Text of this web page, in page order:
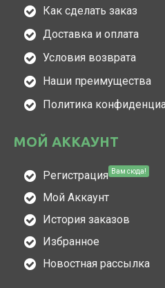
Как сделать заказ
Доставка и оплата
Условия возврата
Наши преимущества
Политика
МОЙ АККАУНТ
Регистрация Вам сюда!
Мой Аккаунт
История заказов
Избранное
Новостная рассылка